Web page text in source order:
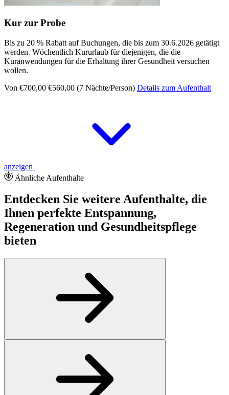
Kur zur Probe
Bis zu 20 % Rabatt auf Buchungen, die bis zum 30.6.2026 getätigt
werden. Wöchentlich Kururlaub für diejenigen, die die
Kuranwendungen für die Erhaltung ihrer Gesundheit versuchen
wollen.
Von €700,00 €560,00 (7 Nächte/Person) Details zum Aufenthalt
anzeigen
Ähnliche Aufenthalte
Entdecken Sie weitere Aufenthalte, die
Ihnen perfekte Entspannung,
Regeneration und Gesundheitspflege
bieten